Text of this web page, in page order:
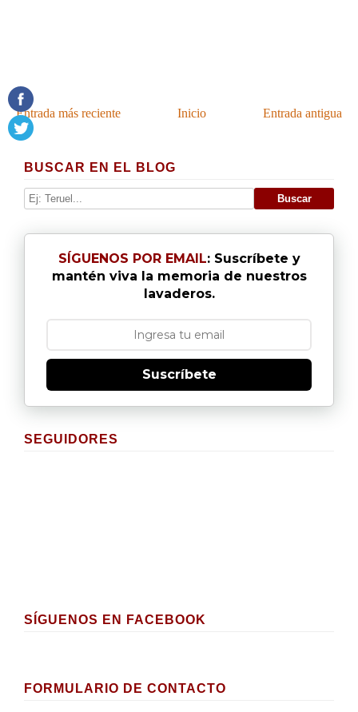
Entrada más reciente Entrada antigua
Inicio
BUSCAR EN EL BLOG
SÍGUENOS POR EMAIL: Suscríbete y
mantén viva la memoria de nuestros
lavaderos.
Suscríbete
SEGUIDORES
SÍGUENOS EN FACEBOOK
FORMULARIO DE CONTACTO